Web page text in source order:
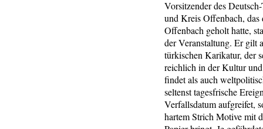
Vorsitzender des
und Kreis Offenbach,
Offenbach geholt hatte,
der Veranstaltung. Er gilt
türkischen Karikatur, der
reichlich in der Kultur
findet als auch
seltenst tagesfrische
Verfallsdatum aufgreifet,
hartem Strich Motive mit